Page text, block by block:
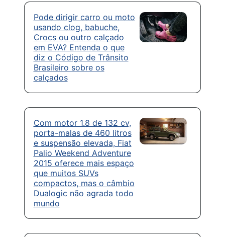
Pode dirigir carro ou moto
usando clog, babuche,
Crocs ou outro calçado
em EVA? Entenda o que
diz o Código de Trânsito
Brasileiro sobre os
calçados
Com motor 1.8 de 132 cv,
porta-malas de 460 litros
e suspensão elevada, Fiat
Palio Weekend Adventure
2015 oferece mais espaço
que muitos SUVs
compactos, mas o câmbio
Dualogic não agrada todo
mundo